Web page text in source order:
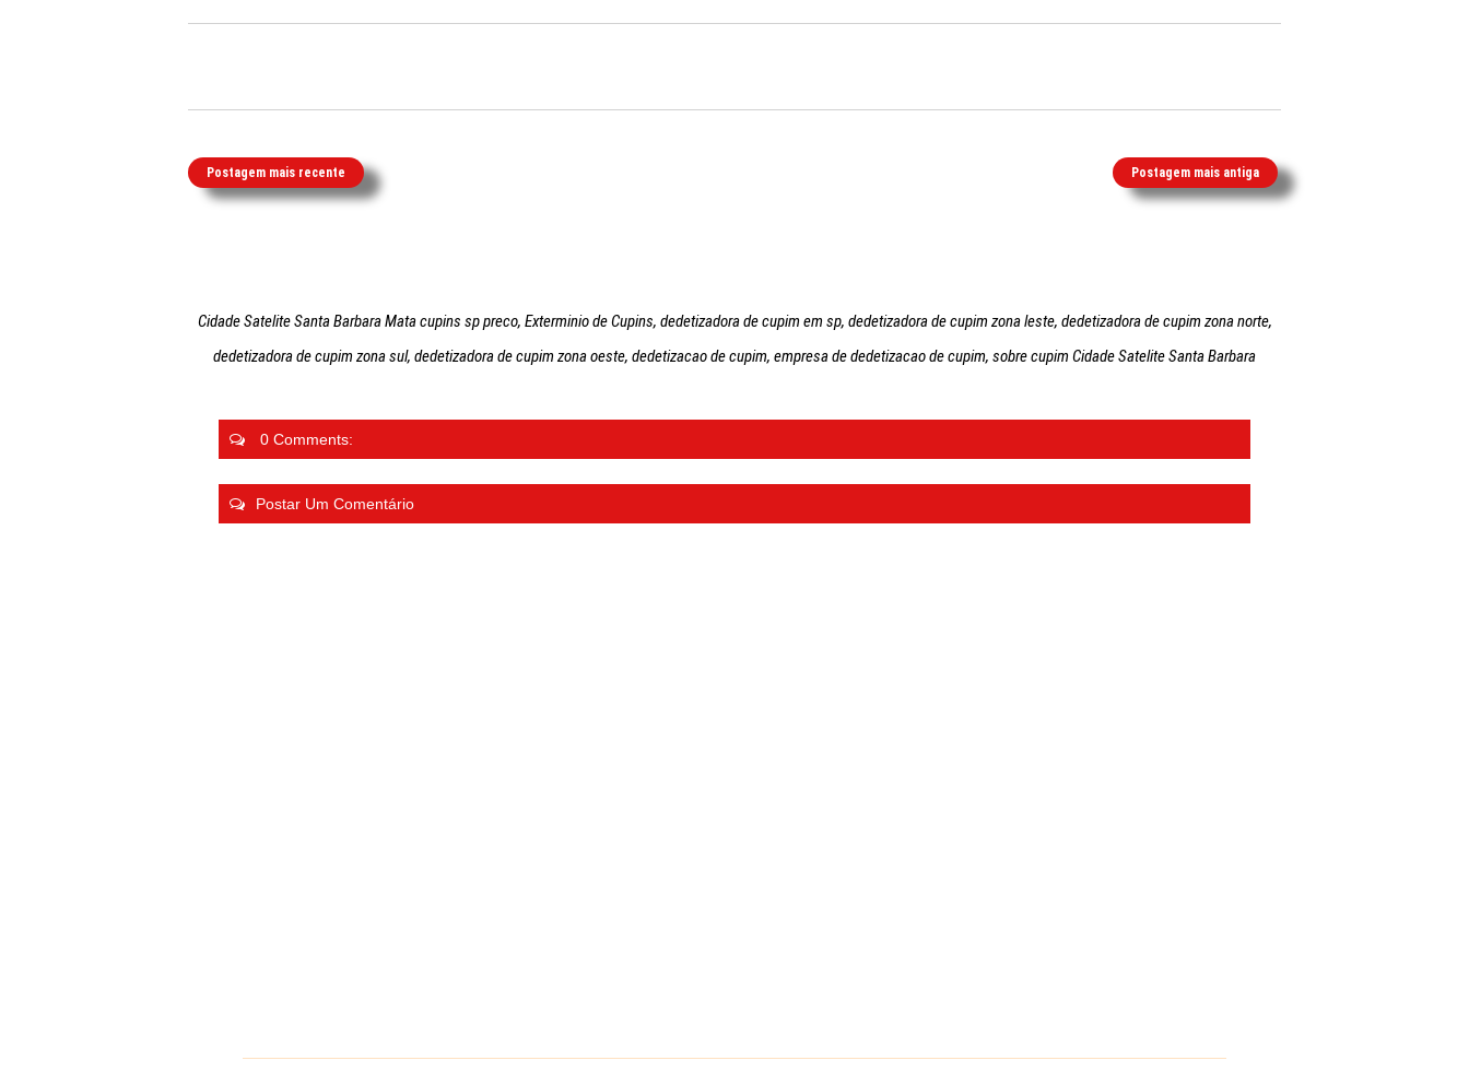
Postagem mais recente Postagem mais antiga
Cidade Satelite Santa Barbara Mata cupins sp preco, Exterminio de Cupins, dedetizadora de cupim em sp, dedetizadora de cupim zona leste, dedetizadora de cupim zona norte,
dedetizadora de cupim zona sul, dedetizadora de cupim zona oeste, dedetizacao de cupim, empresa de dedetizacao de cupim, sobre cupim Cidade Satelite Santa Barbara
0 Comments:
Postar Um Comentário